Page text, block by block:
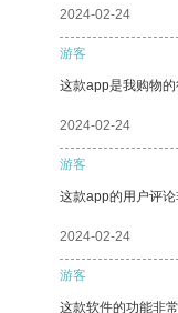
2024-02-24
游客
这款app是我购物的
2024-02-24
游客
这款app的用户评论
2024-02-24
游客
这款软件的功能非